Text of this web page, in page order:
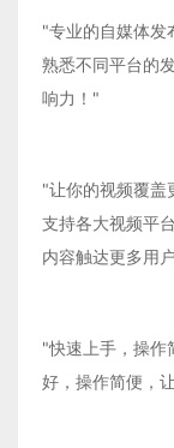
"专业的自媒体发
熟悉不同平台的
响力！"
"让你的视频覆盖
支持各大视频平
内容触达更多用
"快速上手，操作
好，操作简便，